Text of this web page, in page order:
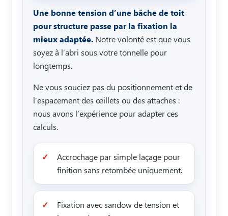
Une bonne tension d’une bâche de toit
pour structure passe par la fixation la
mieux adaptée. Notre volonté est que vous
soyez à l’abri sous votre tonnelle pour
longtemps.
Ne vous souciez pas du positionnement et de
l’espacement des œillets ou des attaches :
nous avons l’expérience pour adapter ces
calculs.
Accrochage par simple laçage pour
finition sans retombée uniquement.
Fixation avec sandow de tension et